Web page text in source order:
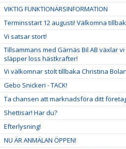
VIKTIG FUNKTIONÄRSINFORMATION
Terminsstart 12 augusti! Välkomna
Vi satsar stort!
Tillsammans med Gärnäs Bil AB växlar
släpper loss hästkrafter!
Vi välkomnar stolt tillbaka Christina
Gebo Snickeri - TACK!
Ta chansen att marknadsföra ditt
Shettisar! Har du?
Efterlysning!
NU ÄR ANMÄLAN ÖPPEN!